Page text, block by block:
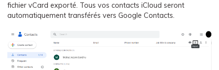
fichier vCard exporté. Tous vos contacts iCloud seront
automatiquement transférés vers Google Contacts.